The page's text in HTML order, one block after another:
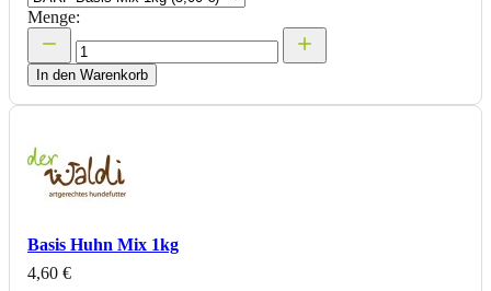
Menge:
In den Warenkorb
Basis Huhn Mix 1kg
4,60 €